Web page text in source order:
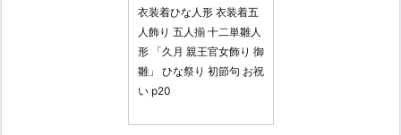
衣装着ひな人形 衣装着五
人飾り 五人揃 十二単雛人
形 「久月 親王官女飾り 御
雛」 ひな祭り 初節句 お祝
い p20